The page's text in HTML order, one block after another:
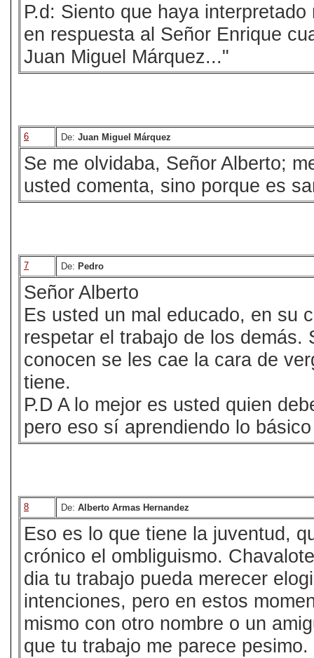
P.d: Siento que haya
en respuesta al Señor Enrique
Juan Miguel Márquez..."
6 De: Juan Miguel Márquez
Se me olvidaba, Señor Alberto;
usted comenta, sino porque es
7 De: Pedro
Señor Alberto
Es usted un mal educado, en su
respetar el trabajo de los demás.
conocen se les cae la cara de
tiene.
P.D A lo mejor es usted quien
pero eso sí aprendiendo lo
8 De: Alberto Armas Hernandez
Eso es lo que tiene la juventud,
crónico el ombliguismo.
dia tu trabajo pueda merecer
intenciones, pero en estos
mismo con otro nombre o un
que tu trabajo me parece